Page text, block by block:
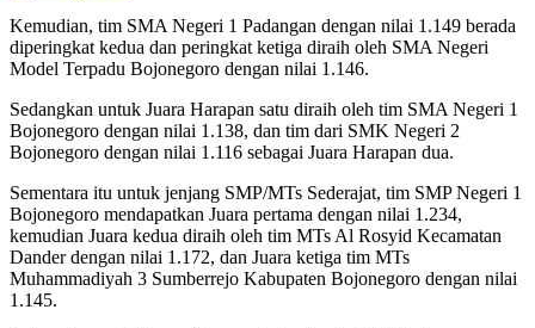
Kemudian, tim SMA Negeri 1 Padangan dengan nilai 1.149 berada
diperingkat kedua dan peringkat ketiga diraih oleh SMA Negeri
Model Terpadu Bojonegoro dengan nilai 1.146.
Sedangkan untuk Juara Harapan satu diraih oleh tim SMA Negeri 1
Bojonegoro dengan nilai 1.138, dan tim dari SMK Negeri 2
Bojonegoro dengan nilai 1.116 sebagai Juara Harapan dua.
Sementara itu untuk jenjang SMP/MTs Sederajat, tim SMP Negeri 1
Bojonegoro mendapatkan Juara pertama dengan nilai 1.234,
kemudian Juara kedua diraih oleh tim MTs Al Rosyid Kecamatan
Dander dengan nilai 1.172, dan Juara ketiga tim MTs
Muhammadiyah 3 Sumberrejo Kabupaten Bojonegoro dengan nilai
1.145.